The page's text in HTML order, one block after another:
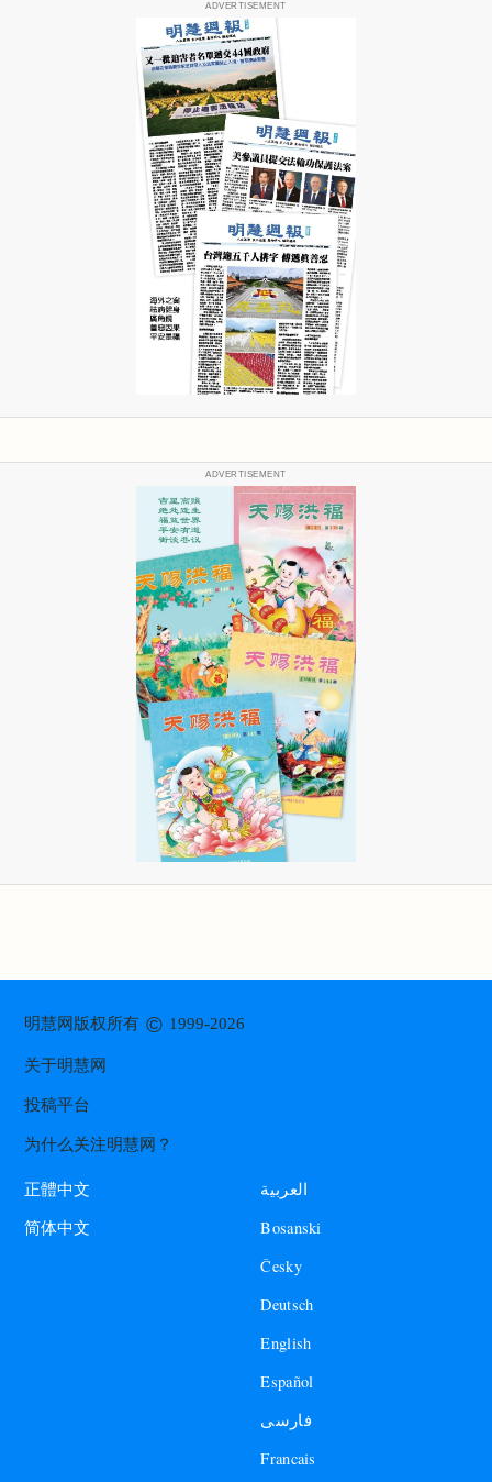
ADVERTISEMENT
ADVERTISEMENT
明慧网版权所有© 1999-2026
关于明慧网
投稿平台
为什么关注明慧网？
正體中文
简体中文
العربية
Bosanski
Česky
Deutsch
English
Español
فارسی
Francais